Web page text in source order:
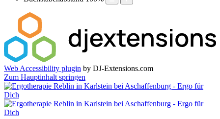
Web Accessibility plugin by DJ-Extensions.com
Zum Hauptinhalt springen